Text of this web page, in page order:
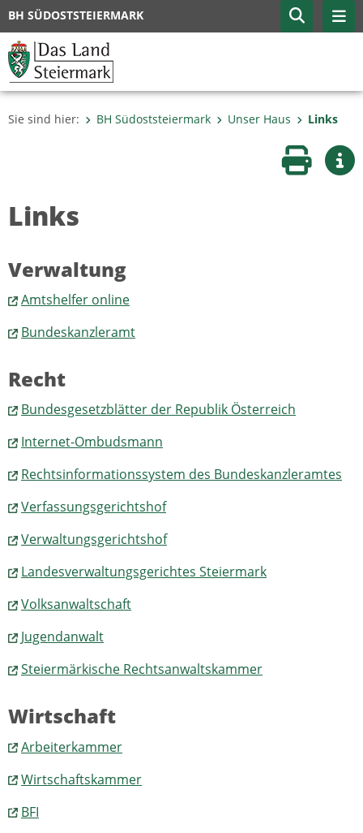
BH SÜDOSTSTEIERMARK
Sie sind hier: BH Südoststeiermark Unser Haus Links
Seite
Links
Verwaltung
Amtshelfer online
Bundeskanzleramt
Recht
Bundesgesetzblätter der Republik Österreich
Internet-Ombudsmann
Rechtsinformationssystem des Bundeskanzleramtes
Verfassungsgerichtshof
Verwaltungsgerichtshof
Landesverwaltungsgerichtes Steiermark
Volksanwaltschaft
Jugendanwalt
Steiermärkische Rechtsanwaltskammer
Wirtschaft
Arbeiterkammer
Wirtschaftskammer
BFI